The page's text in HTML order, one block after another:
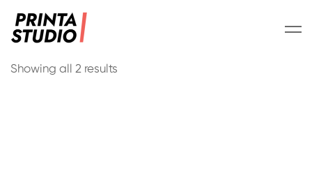
Showing all 2 results